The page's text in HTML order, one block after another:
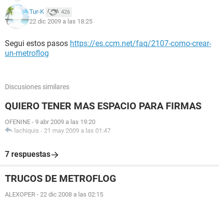
Tur-K 426
22 dic 2009 a las 18:25
Segui estos pasos https://es.ccm.net/faq/2107-como-crear-
un-metroflog
Discusiones similares
QUIERO TENER MAS ESPACIO PARA FIRMAS
OFENINE - 9 abr 2009 a las 19:20
lachiquis - 21 may 2009 a las 01:47
7 respuestas
TRUCOS DE METROFLOG
ALEXOPER - 22 dic 2008 a las 02:15